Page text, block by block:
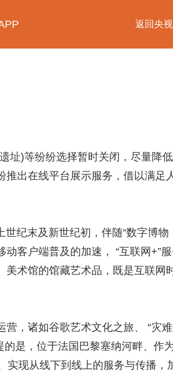
返回央
使用合作网
)等纷纷选择暂时关闭，尽量降
出在线平台展示服务，借以满足
纪末及新世纪初，伴随“数字博物
客户端普及的加速， “互联网+”服
术馆的馆藏艺术品，既是互联网
，诸如谷歌艺术文化之旅、 “灾
是，位于法国巴黎塞纳河畔、作
实现从线下到线上的服务与传播，